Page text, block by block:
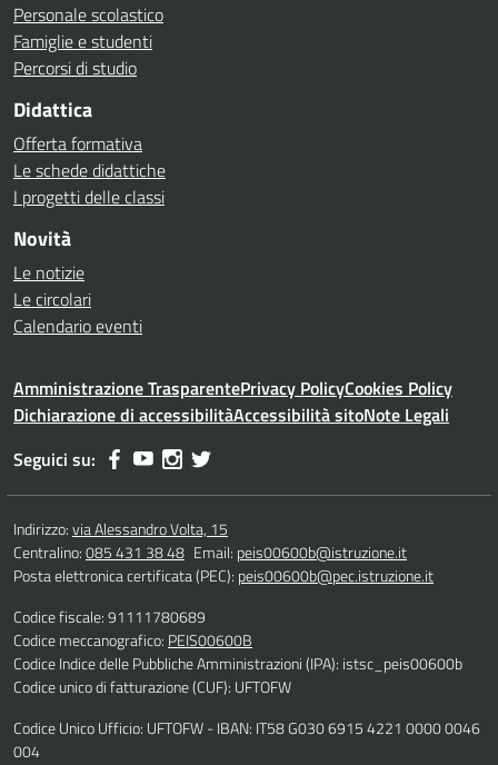
Personale scolastico
Famiglie e studenti
Percorsi di studio
Didattica
Offerta formativa
Le schede didattiche
I progetti delle classi
Novità
Le notizie
Le circolari
Calendario eventi
Amministrazione TrasparentePrivacy PolicyCookies Policy
Dichiarazione di accessibilitàAccessibilità sitoNote Legali
Seguici su:
Indirizzo:via Alessandro Volta, 15
Centralino:085 431 38 48 Email: peis00600b@istruzione.it
Posta elettronica certificata (PEC): peis00600b@pec.istruzione.it
Codice fiscale: 91111780689
Codice meccanografico: PEIS00600B
Codice Indice delle Pubbliche Amministrazioni (IPA): istsc_peis00600b
Codice unico di fatturazione (CUF): UFTOFW
Codice Unico Ufficio: UFTOFW - IBAN: IT58 G030 6915 4221 0000 0046
004